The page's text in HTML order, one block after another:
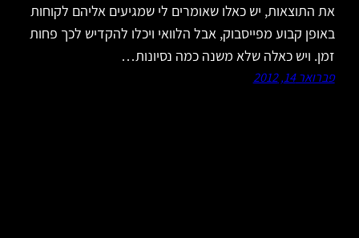
את התוצאות, יש כאלו שאומרים לי שמגיעים אליהם לקוחות
באופן קבוע מפייסבוק, אבל הלוואי ויכלו להקדיש לכך פחות
זמן. ויש כאלה שלא משנה כמה נסיונות…
פברואר 14, 2012